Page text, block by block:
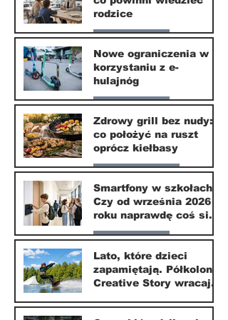
rodzice
Nasze miasto
10 lip
Nowe ograniczenia w
korzystaniu z e-
hulajnóg
Nasze miasto
3 lip
Zdrowy grill bez nudy:
co położyć na ruszt
oprócz kiełbasy
Zdrowie i uroda
1 lip
Smartfony w szkołach.
Czy od września 2026
roku naprawdę coś się
zmieni?
Nasze miasto
1 lip
Lato, które dzieci
zapamiętają. Półkolonie
Creative Story wracają
20 kwi